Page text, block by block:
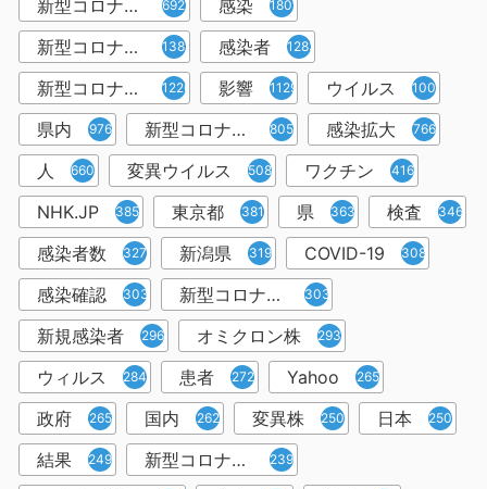
新型コロナウイルス 6921 感染 1809
新型コロナウィルス 1382 感染者 1283
新型コロナウイルス感染症 1226 影響 1129 ウイルス 1001
県内 976 新型コロナウイルス感染 805 感染拡大 766
人 660 変異ウイルス 508 ワクチン 416
NHK.JP 385 東京都 381 県 363 検査 346
感染者数 327 新潟県 319 COVID-19 308
感染確認 303 新型コロナウィルス感染症 303
新規感染者 296 オミクロン株 293
ウィルス 284 患者 272 Yahoo 265
政府 265 国内 262 変異株 250 日本 250
結果 249 新型コロナウイルスワクチン 239